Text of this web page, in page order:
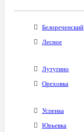
Белореченский
Лесное
Лутугино
Ореховка
Успенка
Юрьевка